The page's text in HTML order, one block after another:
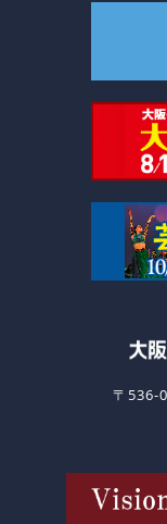
〒536-